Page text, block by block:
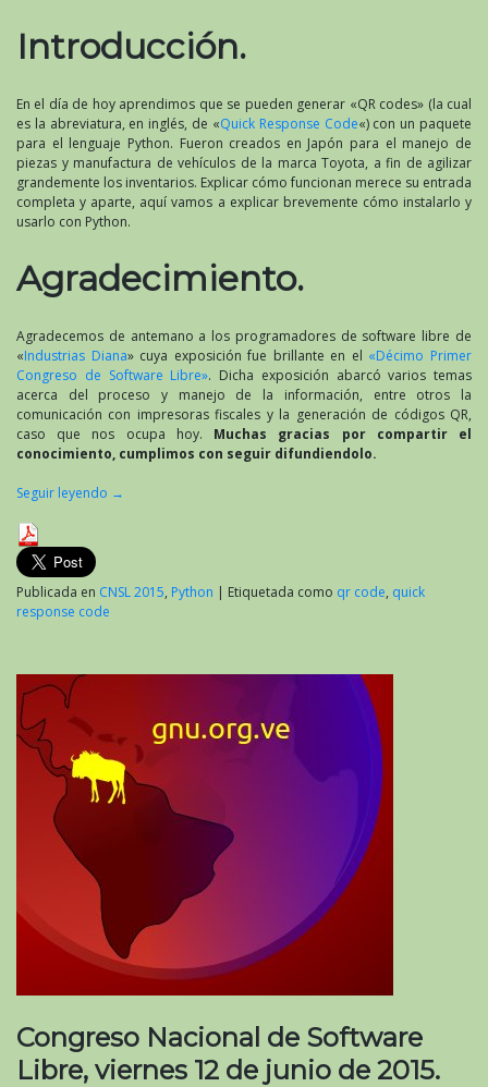
Introducción.
En el día de hoy aprendimos que se pueden generar «QR codes» (la cual
es la abreviatura, en inglés, de «Quick Response Code«) con un paquete
para el lenguaje Python. Fueron creados en Japón para el manejo de
piezas y manufactura de vehículos de la marca Toyota, a fin de agilizar
grandemente los inventarios. Explicar cómo funcionan merece su entrada
completa y aparte, aquí vamos a explicar brevemente cómo instalarlo y
usarlo con Python.
Agradecimiento.
Agradecemos de antemano a los programadores de software libre de
«Industrias Diana» cuya exposición fue brillante en el «Décimo Primer
Congreso de Software Libre». Dicha exposición abarcó varios temas
acerca del proceso y manejo de la información, entre otros la
comunicación con impresoras fiscales y la generación de códigos QR,
caso que nos ocupa hoy. Muchas gracias por compartir el
conocimiento, cumplimos con seguir difundiendolo.
Seguir leyendo →
Publicada en CNSL 2015, Python | Etiquetada como qr code, quick
response code
Congreso Nacional de Software
Libre, viernes 12 de junio de 2015.